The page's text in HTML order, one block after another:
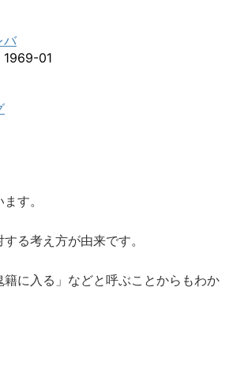
バ
1969-01
す。
る考え方が由来です。
に入る」などと呼ぶことからもわか